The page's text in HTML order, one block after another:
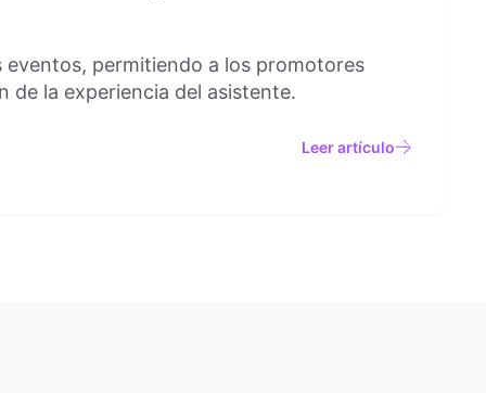
permitiendo a los promotores
de la experiencia del asistente.
Leer artículo